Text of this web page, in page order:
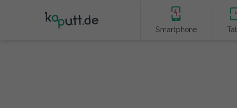
Smartphone